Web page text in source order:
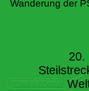
Wanderung der
20.